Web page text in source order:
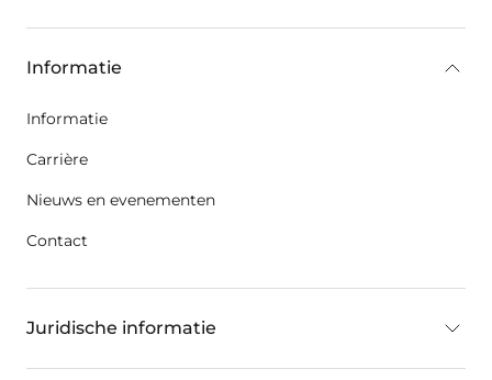
Informatie
Informatie
Carrière
Nieuws en evenementen
Contact
Juridische informatie